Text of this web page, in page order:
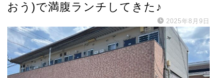
おう)で満腹ランチしてきた♪
2025年8月9日